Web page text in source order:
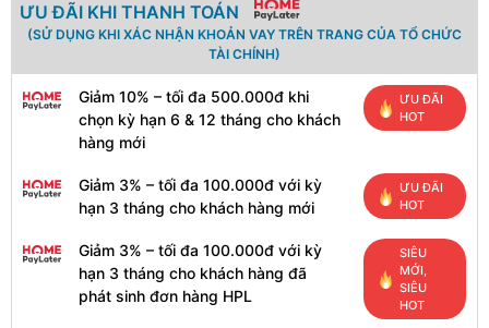
ƯU ĐÃI KHI THANH TOÁN
(SỬ DỤNG KHI XÁC NHẬN KHOẢN VAY TRÊN TRANG CỦA TỔ CHỨC
TÀI CHÍNH)
Giảm 10% – tối đa 500.000đ khi
chọn kỳ hạn 6 & 12 tháng cho khách
hàng mới
ƯU ĐÃI
HOT
Giảm 3% – tối đa 100.000đ với kỳ
hạn 3 tháng cho khách hàng mới
ƯU ĐÃI
HOT
Giảm 3% – tối đa 100.000đ với kỳ
hạn 3 tháng cho khách hàng đã
phát sinh đơn hàng HPL
SIÊU
MỚI,
SIÊU
HOT